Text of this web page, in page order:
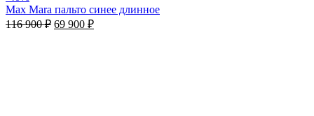
Max Mara пальто синее длинное
116 900₽ 69 900 ₽